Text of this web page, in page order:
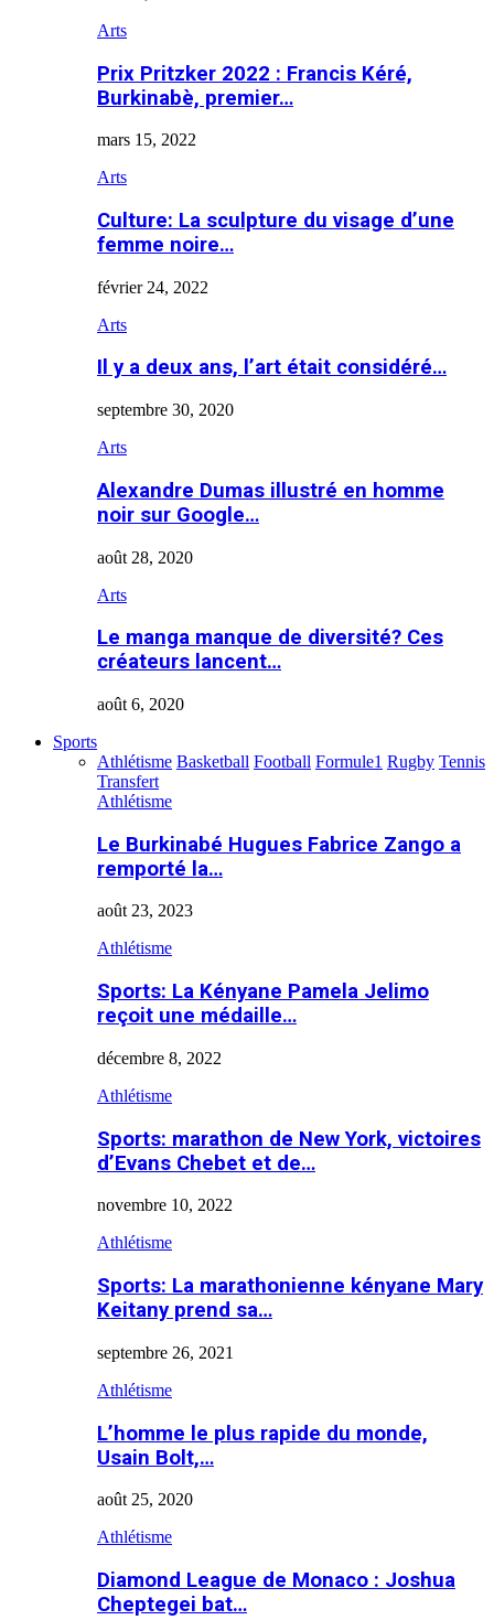
Arts
Prix Pritzker 2022 : Francis Kéré,
Burkinabè, premier…
mars 15, 2022
Arts
Culture: La sculpture du visage d’une
femme noire…
février 24, 2022
Arts
Il y a deux ans, l’art était considéré…
septembre 30, 2020
Arts
Alexandre Dumas illustré en homme
noir sur Google…
août 28, 2020
Arts
Le manga manque de diversité? Ces
créateurs lancent…
août 6, 2020
Sports
Athlétisme Basketball Football Formule1 Rugby Tennis
Transfert
Athlétisme
Le Burkinabé Hugues Fabrice Zango a
remporté la…
août 23, 2023
Athlétisme
Sports: La Kényane Pamela Jelimo
reçoit une médaille…
décembre 8, 2022
Athlétisme
Sports: marathon de New York, victoires
d’Evans Chebet et de…
novembre 10, 2022
Athlétisme
Sports: La marathonienne kényane Mary
Keitany prend sa…
septembre 26, 2021
Athlétisme
L’homme le plus rapide du monde,
Usain Bolt,…
août 25, 2020
Athlétisme
Diamond League de Monaco : Joshua
Cheptegei bat…